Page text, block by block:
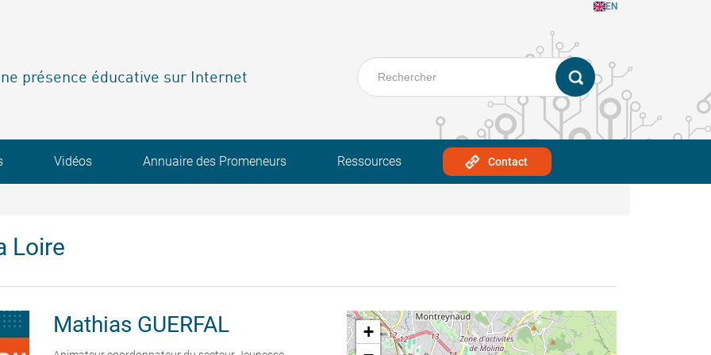
EN
présence éducative sur Internet
Vidéos Annuaire des Promeneurs Ressources Contact
Loire
Mathias GUERFAL
+